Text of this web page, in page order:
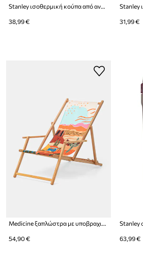
Stanley ισοθερμική κούπα από ανοξείδωτο χάλυβα The IceFlow™ Flip Straw 2.0 Tumbler 0.41L
38,99 € 31,99 €
Medicine ξαπλώστρα με υποβραχιόνιο
54,90 € 63,99 €